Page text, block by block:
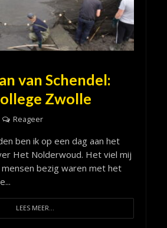
van Schendel:
Zwolle
Reageer
ben ik op een dag aan het
Het Nolderwoud. Het viel mij
bezig waren met het
LEES MEER...